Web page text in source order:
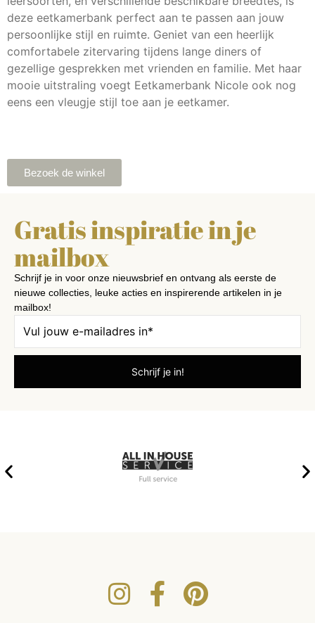
deze eetkamerbank perfect aan te passen aan jouw
persoonlijke stijl en ruimte. Geniet van een heerlijk
comfortabele zitervaring tijdens lange diners of
gezellige gesprekken met vrienden en familie. Met haar
mooie uitstraling voegt Eetkamerbank Nicole ook nog
eens een vleugje stijl toe aan je eetkamer.
Bezoek de winkel
Gratis inspiratie in je
mailbox
Schrijf je in voor onze nieuwsbrief en ontvang als eerste de
nieuwe collecties, leuke acties en inspirerende artikelen in je
mailbox!